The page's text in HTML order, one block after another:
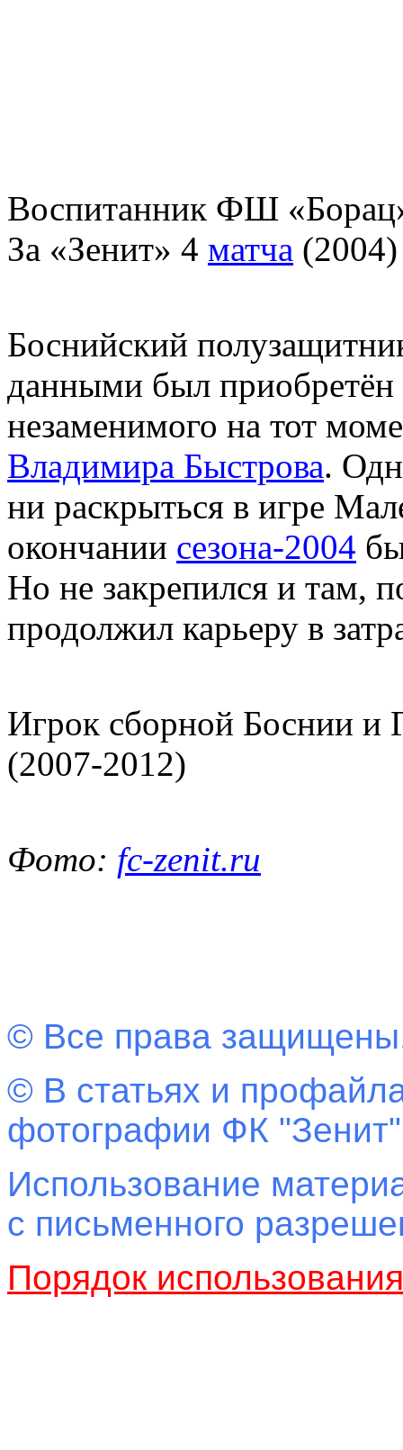
Воспитанник ФШ
За «Зенит» 4 матча (2004)
Боснийский
данными был приобретён
незаменимого на тот
Владимира Быстрова.
ни раскрыться в игре
окончании сезона-2004
Но не закрепился и там,
продолжил карьеру в
Игрок сборной Боснии и
(2007-2012)
Фото: fc-zenit.ru
© Все права
© В статьях и
фотографии ФК
Использование
с письменного
Порядок